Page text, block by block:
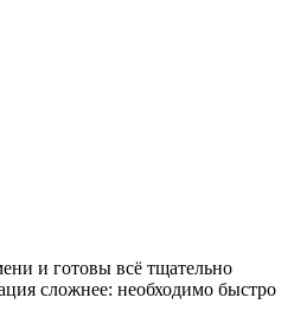
и готовы всё тщательно
сложнее: необходимо быстро